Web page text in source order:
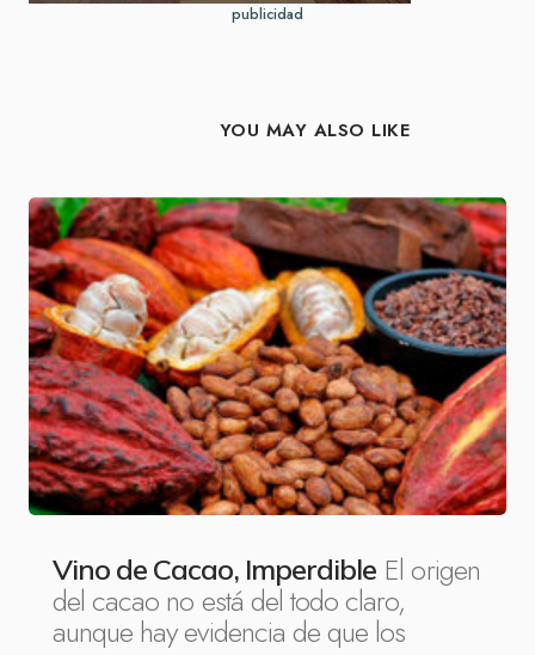
publicidad
YOU MAY ALSO LIKE
Vino de Cacao, Imperdible El origen
del cacao no está del todo claro,
aunque hay evidencia de que los